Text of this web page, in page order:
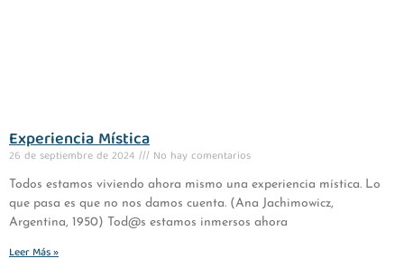
Experiencia Mística
26 de septiembre de 2024 No hay comentarios
Todos estamos viviendo ahora mismo una experiencia mística. Lo
que pasa es que no nos damos cuenta. (Ana Jachimowicz,
Argentina, 1950) Tod@s estamos inmersos ahora
Leer Más »